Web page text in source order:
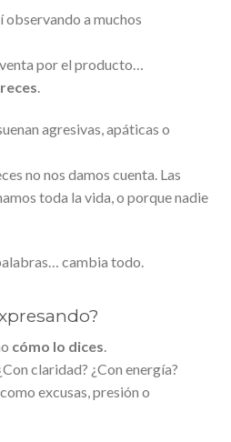
observando a muchos
por el producto…
.
agresivas, apáticas o
no nos damos cuenta. Las
toda la vida, o porque nadie
cambia todo.
cómo lo dices.
claridad? ¿Con energía?
excusas, presión o